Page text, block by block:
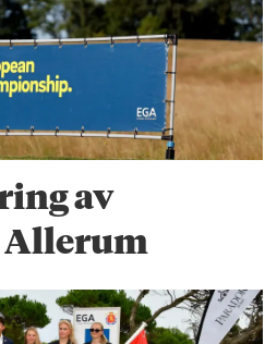
av
Allerum